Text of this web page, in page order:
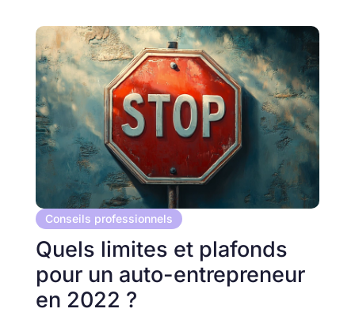
Conseils professionnels
Quels limites et plafonds
pour un auto-entrepreneur
en 2022 ?